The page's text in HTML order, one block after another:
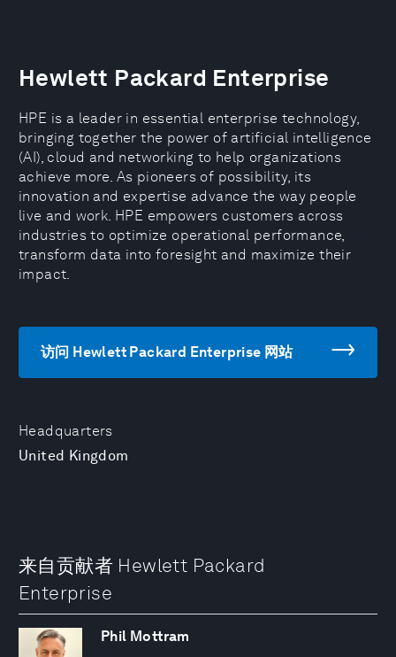
Headquarters
United Kingdom
Hewlett Packard Enterprise
HPE is a leader in essential enterprise technology,
bringing together the power of artificial intelligence
(AI), cloud and networking to help organizations
achieve more. As pioneers of possibility, its
innovation and expertise advance the way people
live and work. HPE empowers customers across
industries to optimize operational performance,
transform data into foresight and maximize their
impact.
访问 Hewlett Packard Enterprise 网站
来自贡献者 Hewlett Packard
Enterprise
Phil Mottram